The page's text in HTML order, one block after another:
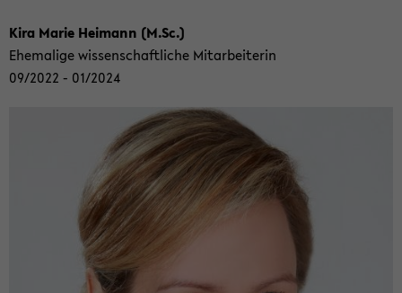
Kira Marie Hei­mann (M.Sc.)
Ehe­ma­li­ge wis­sen­schaft­li­che Mit­ar­bei­te­rin
09/2022 - 01/2024